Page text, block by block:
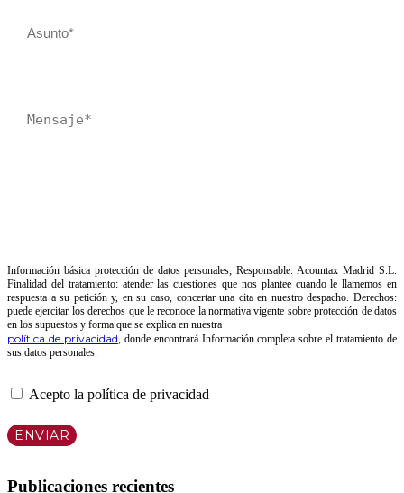
Información básica protección de datos personales; Responsable: Acountax Madrid S.L.
Finalidad del tratamiento: atender las cuestiones que nos plantee cuando le llamemos en
respuesta a su petición y, en su caso, concertar una cita en nuestro despacho. Derechos:
puede ejercitar los derechos que le reconoce la normativa vigente sobre protección de datos
en los supuestos y forma que se explica en nuestra
política de privacidad , donde encontrará Información completa sobre el tratamiento de
sus datos personales.
Acepto la política de privacidad
Publicaciones recientes